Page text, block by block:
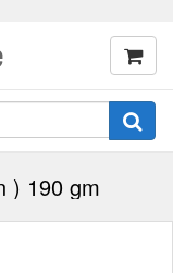
) 190 gm